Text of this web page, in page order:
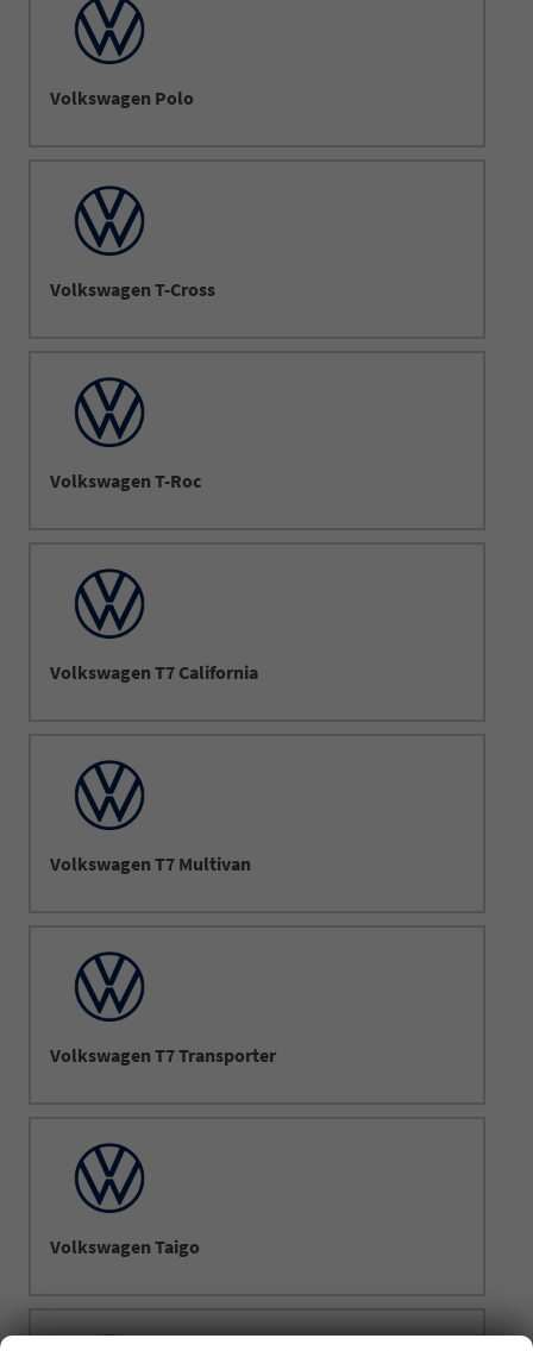
Volkswagen Polo
Volkswagen T-Cross
Volkswagen T-Roc
Volkswagen T7 California
Volkswagen T7 Multivan
Volkswagen T7 Transporter
Volkswagen Taigo